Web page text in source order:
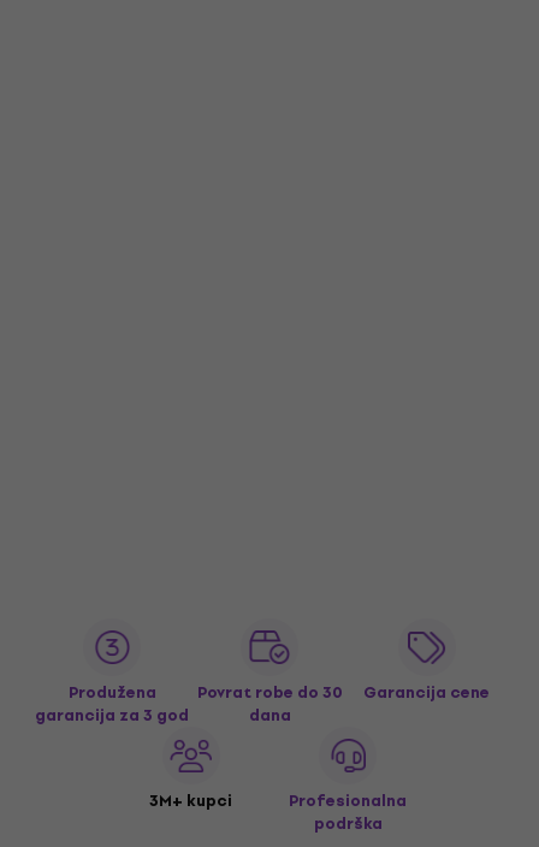
Produžena
garancija za 3 god
Povrat robe do 30
dana
Garancija cene
3M+ kupci
Profesionalna
podrška